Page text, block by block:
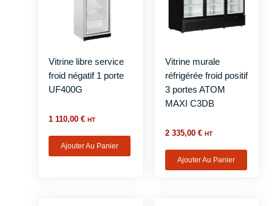
Vitrine libre service
froid négatif 1 porte
UF400G
1 110,00€ HT
Ajouter Au Panier
Vitrine murale
réfrigérée froid positif
3 portes ATOM
MAXI C3DB
2 335,00 € HT
Ajouter Au Panier